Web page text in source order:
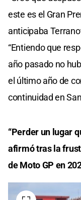
este es el Gran
anticipaba
“Entiendo que
año pasado no
el último año de
continuidad en
“Perder un lugar
afirmó tras la
de Moto GP en